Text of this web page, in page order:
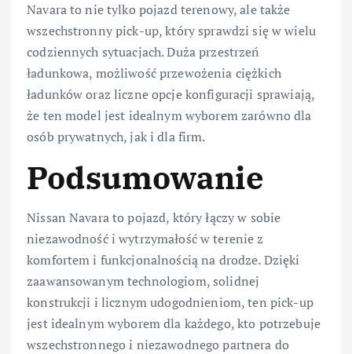
Navara to nie tylko pojazd terenowy, ale także
wszechstronny pick-up, który sprawdzi się w wielu
codziennych sytuacjach. Duża przestrzeń
ładunkowa, możliwość przewożenia ciężkich
ładunków oraz liczne opcje konfiguracji sprawiają,
że ten model jest idealnym wyborem zarówno dla
osób prywatnych, jak i dla firm.
Podsumowanie
Nissan Navara to pojazd, który łączy w sobie
niezawodność i wytrzymałość w terenie z
komfortem i funkcjonalnością na drodze. Dzięki
zaawansowanym technologiom, solidnej
konstrukcji i licznym udogodnieniom, ten pick-up
jest idealnym wyborem dla każdego, kto potrzebuje
wszechstronnego i niezawodnego partnera do